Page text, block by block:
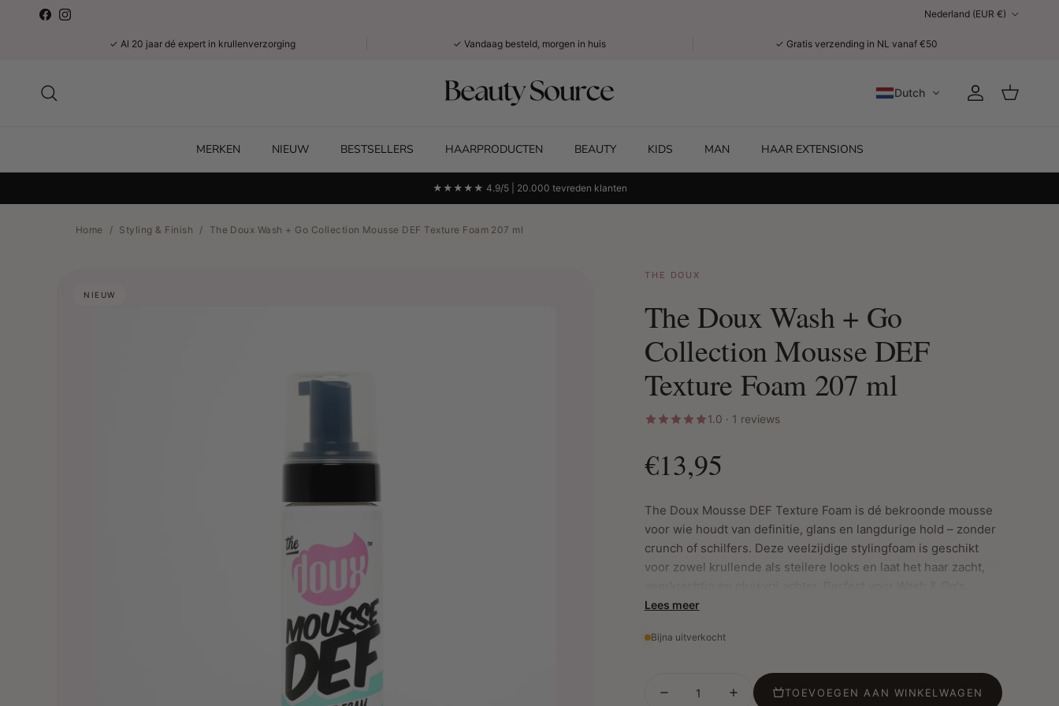
Ga naar inhoud
FacebookInstagram Nederland (EUR €)
✓ Al 20 jaar dé expert in krullenverzorging ✓ Vandaag besteld, morgen in huis ✓ Gratis verzending in NL vanaf €50
Dutch AccountWinkelwagen
MERKEN NIEUW BESTSELLERS HAARPRODUCTEN BEAUTY KIDS MAN HAAR EXTENSIONS
★★★★★ 4.9/5 | 20.000 tevreden klanten
Home / Styling & Finish / The Doux Wash + Go Collection Mousse DEF Texture Foam 207 ml
NIEUW
THE DOUX
The Doux Wash + Go
Collection Mousse DEF
Texture Foam 207 ml
1.0 · 1 reviews
€13,95
The Doux Mousse DEF Texture Foam is dé bekroonde mousse
voor wie houdt van definitie, glans en langdurige hold – zonder
crunch of schilfers. Deze veelzijdige stylingfoam is geschikt
voor zowel krullende als steilere looks en laat het haar zacht,
twist-outs of sleek blow-outs.
Belangrijkste kenmerken:
Aloë vera: hydrateert intens en verzorgt droog haar
Lees meer
Bijna uitverkocht
TOEVOEGEN AAN WINKELWAGEN